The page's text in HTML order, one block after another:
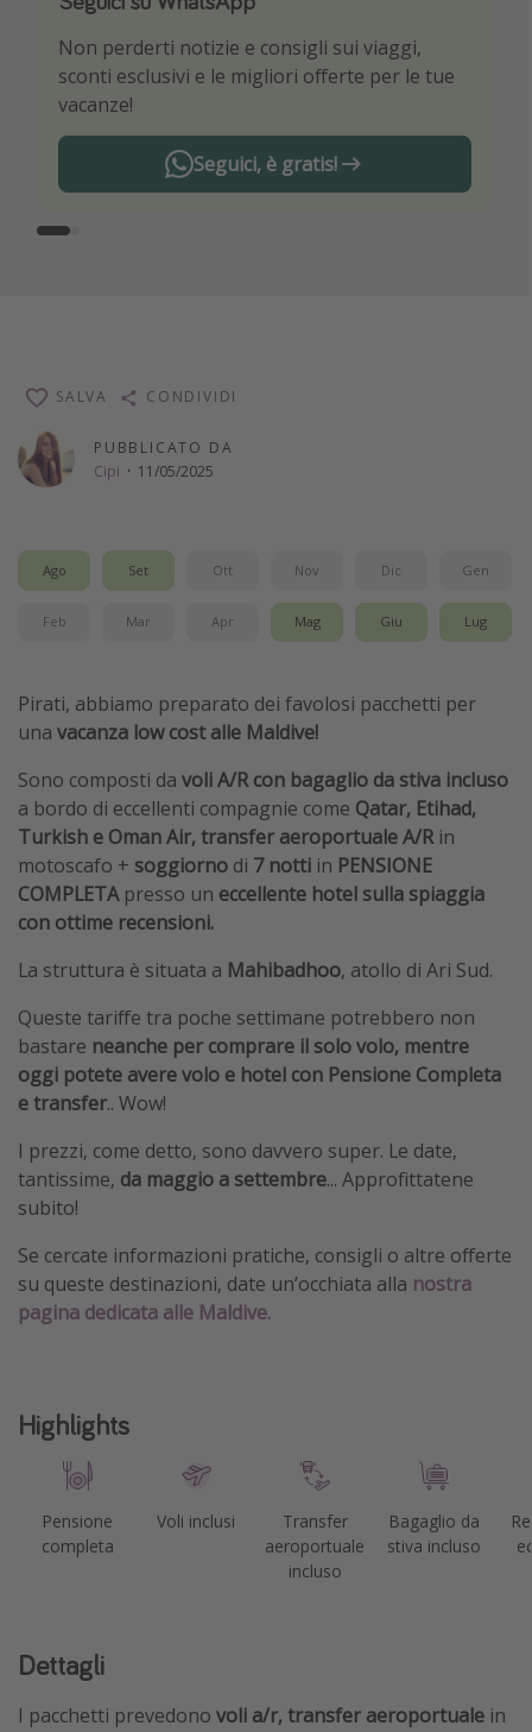
Non perderti notizie e consigli sui viaggi,
sconti esclusivi e le migliori offerte per le tue
vacanze!
Seguici, è gratis!
Sii il primo a conoscere le migliori offerte di
viaggio
PUBBLICATO DA
Cipi · 11/05/2025
SALVA CONDIVIDI
Ago Set Ott Nov Dic Gen
Feb Mar Apr Mag Giu Lug
Pirati, abbiamo preparato dei favolosi pacchetti per
una vacanza low cost alle Maldive!
Sono composti da voli A/R con bagaglio da stiva incluso
a bordo di eccellenti compagnie come Qatar, Etihad,
Turkish e Oman Air, transfer aeroportuale A/Rin
motoscafo + soggiorno di 7 notti in PENSIONE
COMPLETApresso un eccellente hotel sulla spiaggia
con ottime recensioni.
La struttura è situata a Mahibadhoo, atollo di Ari Sud.
Queste tariffe tra poche settimane potrebbero non
bastare neanche per comprare il solo volo, mentre
oggi potete avere volo e hotel con Pensione Completa
e transfer.. Wow!
I prezzi, come detto, sono davvero super. Le date,
tantissime, da maggio a settembre... Approfittatene
subito!
Se cercate informazioni pratiche, consigli o altre offerte
su queste destinazioni, date un’occhiata alla nostra
pagina dedicata alle Maldive.
Highlights
Pensione
completa
Voli inclusi
Transfer
aeroportuale
incluso
Bagaglio da
stiva incluso
Dettagli
I pacchetti prevedono voli a/r, transfer aeroportuale in